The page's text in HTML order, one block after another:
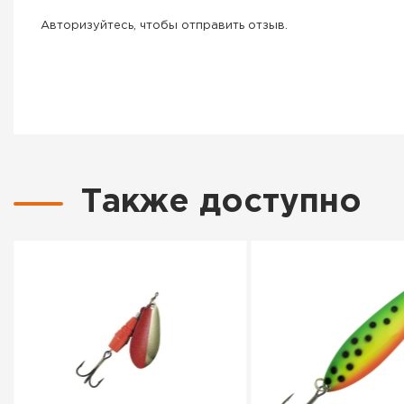
Авторизуйтесь, чтобы отправить отзыв.
Также доступно